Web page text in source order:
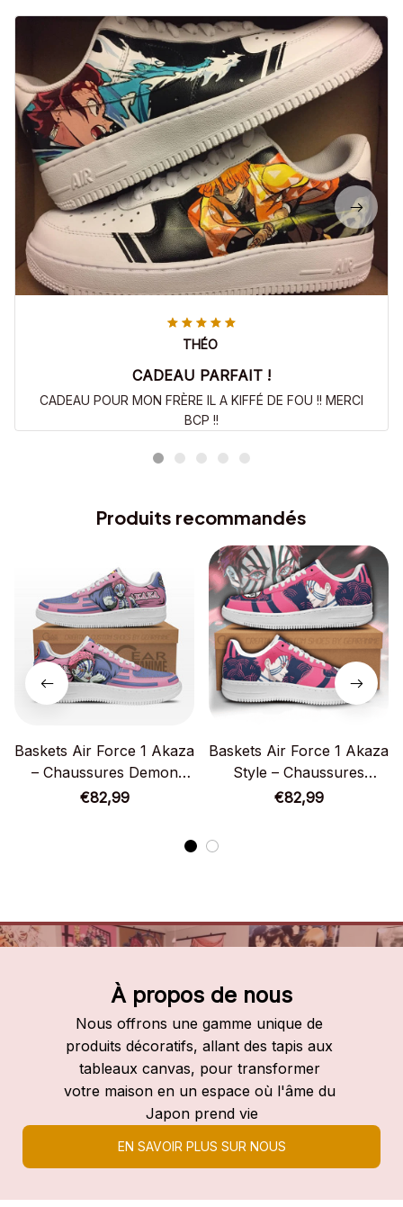
THÉO
CADEAU PARFAIT !
CADEAU POUR MON FRÈRE IL A KIFFÉ DE FOU !! MERCI
BCP !!
Produits recommandés
Baskets Air Force 1 Akaza
– Chaussures Demon
Slayer
€82,99
Baskets Air Force 1 Akaza
Style – Chaussures
Demon Slayer
€82,99
À propos de nous
Nous offrons une gamme unique de
produits décoratifs, allant des tapis aux
tableaux canvas, pour transformer
votre maison en un espace où l'âme du
Japon prend vie
EN SAVOIR PLUS SUR NOUS